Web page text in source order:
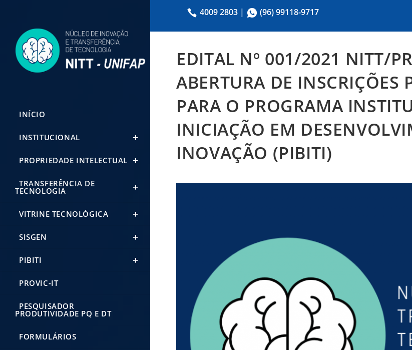
4009 2803 | (96) 99118-9717
INÍCIO
INSTITUCIONAL
PROPRIEDADE INTELECTUAL
TRANSFERÊNCIA DE
TECNOLOGIA
VITRINE TECNOLÓGICA
SISGEN
PIBITI
PROVIC-IT
PESQUISADOR
PRODUTIVIDADE PQ E DT
FORMULÁRIOS
EDITAL Nº 001/2021 NITT/
ABERTURA DE INSCRIÇÕES
PARA O PROGRAMA
INICIAÇÃO EM
INOVAÇÃO (PIBITI)